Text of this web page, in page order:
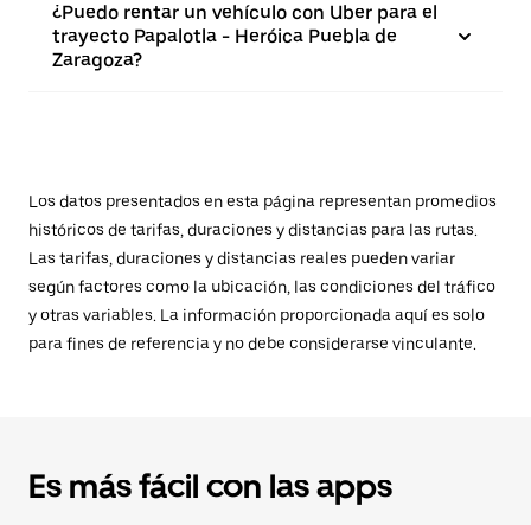
¿Puedo rentar un vehículo con Uber para el
trayecto Papalotla - Heróica Puebla de
Zaragoza?
Los datos presentados en esta página representan promedios
históricos de tarifas, duraciones y distancias para las rutas.
Las tarifas, duraciones y distancias reales pueden variar
según factores como la ubicación, las condiciones del tráfico
y otras variables. La información proporcionada aquí es solo
para fines de referencia y no debe considerarse vinculante.
Es más fácil con las apps